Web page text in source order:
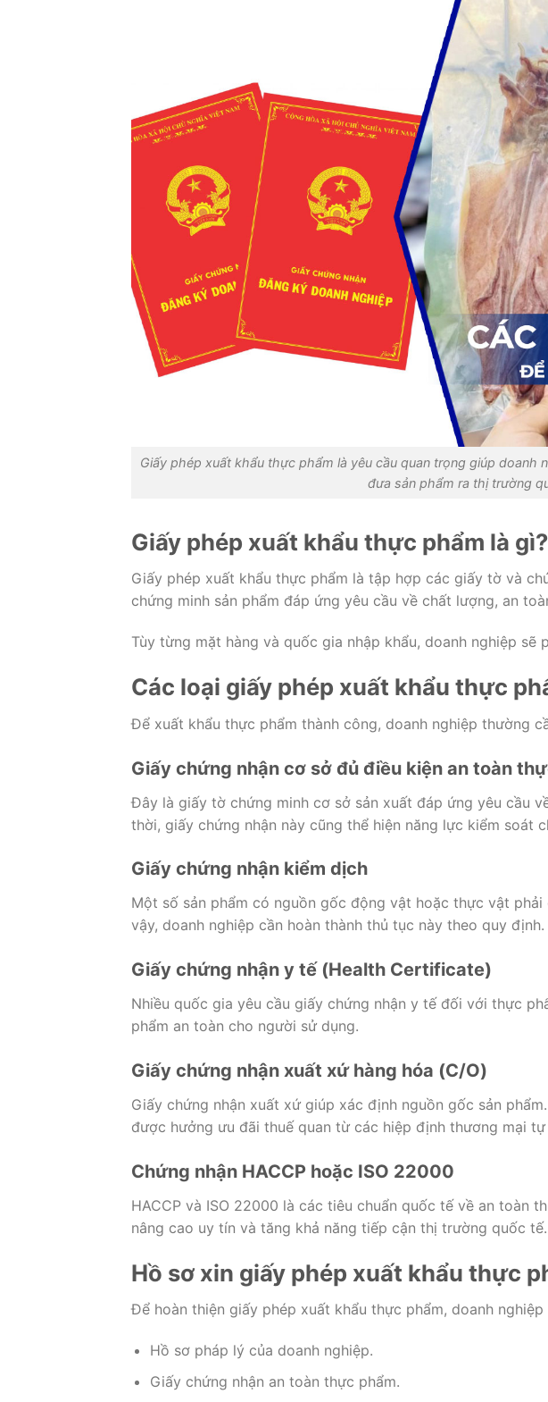
Giấy phép xuất khẩu thực phẩm là yêu cầu quan trọng giúp doanh
đưa sản phẩm ra thị trường
Giấy phép xuất khẩu thực phẩm là gì?
Giấy phép xuất khẩu thực phẩm là tập hợp các giấy tờ và
chứng minh sản phẩm đáp ứng yêu cầu về chất lượng, an
Tùy từng mặt hàng và quốc gia nhập khẩu, doanh nghiệp sẽ
Các loại giấy phép xuất khẩu thực
Để xuất khẩu thực phẩm thành công, doanh nghiệp thường
Giấy chứng nhận cơ sở đủ điều kiện an toàn
Đây là giấy tờ chứng minh cơ sở sản xuất đáp ứng yêu cầu
thời, giấy chứng nhận này cũng thể hiện năng lực kiểm soát
Giấy chứng nhận kiểm dịch
Một số sản phẩm có nguồn gốc động vật hoặc thực vật
vậy, doanh nghiệp cần hoàn thành thủ tục này theo quy định.
Giấy chứng nhận y tế (Health Certificate)
Nhiều quốc gia yêu cầu giấy chứng nhận y tế đối với thực
phẩm an toàn cho người sử dụng.
Giấy chứng nhận xuất xứ hàng hóa (C/O)
Giấy chứng nhận xuất xứ giúp xác định nguồn gốc sản
được hưởng ưu đãi thuế quan từ các hiệp định thương mại tự
Chứng nhận HACCP hoặc ISO 22000
HACCP và ISO 22000 là các tiêu chuẩn quốc tế về an toàn
nâng cao uy tín và tăng khả năng tiếp cận thị trường quốc tế.
Hồ sơ xin giấy phép xuất khẩu thực
Để hoàn thiện giấy phép xuất khẩu thực phẩm, doanh nghiệp
Hồ sơ pháp lý của doanh nghiệp.
Giấy chứng nhận an toàn thực phẩm.